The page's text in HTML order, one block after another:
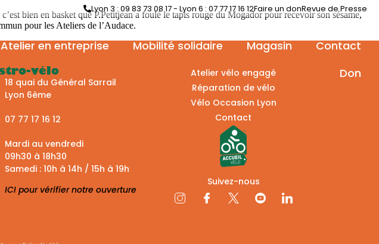
Lyon 3 : 09 83 73 08 17 - Lyon 6 : 07 77 17 16 12Faire un donRevue de Presse
Atelier en entreprise Mobilité solidaire Magasin
Contact
Don
bien en basket que P.Petitjean a foulé le tapis rouge du Mogador pour recevoir son sésame,
pour les Ateliers de l’Audace.
vélo
18 quai du Général Sarrail
Lyon 6ème
07 77 17 16 12
Mardi au vendredi
09h30 à 18h30
Samedi : 10h à 14h / 15h à 19h
ICI pour vérifier notre ouverture
Atelier vélo engagé
Réparation de vélo
Vélo Occasion Lyon
Contact
Suivez-nous